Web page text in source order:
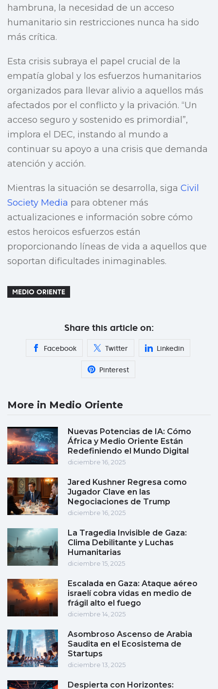
hambruna, la necesidad de un acceso
humanitario sin restricciones nunca ha sido
más crítica.
Esta crisis subraya el papel crucial de la
empatía global y los esfuerzos humanitarios
organizados para llevar alivio a aquellos más
afectados por el conflicto y la privación. “Un
acceso seguro y sostenido es primordial”,
implora el DEC, instando al mundo a
continuar su apoyo a una crisis que demanda
atención y acción.
Mientras la situación se desarrolla, siga Civil
Society Media para obtener más
actualizaciones e información sobre cómo
estos heroicos esfuerzos están
proporcionando líneas de vida a aquellos que
soportan dificultades inimaginables.
MEDIO ORIENTE
Share this article on:
Facebook Twitter Linkedin
Pinterest
More in Medio Oriente
Nuevas Potencias de IA: Cómo
África y Medio Oriente Están
Redefiniendo el Mundo Digital
diciembre 16, 2025
Jared Kushner Regresa como
Jugador Clave en las
Negociaciones de Trump
diciembre 16, 2025
La Tragedia Invisible de Gaza:
Clima Debilitante y Luchas
Humanitarias
diciembre 15, 2025
Escalada en Gaza: Ataque aéreo
israelí cobra vidas en medio de
frágil alto el fuego
diciembre 14, 2025
Asombroso Ascenso de Arabia
Saudita en el Ecosistema de
Startups
diciembre 13, 2025
Despierta con Horizontes: